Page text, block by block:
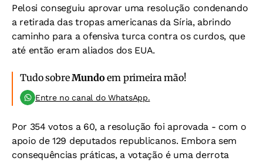
Pelosi conseguiu aprovar uma resolução condenando
a retirada das tropas americanas da Síria, abrindo
caminho para a ofensiva turca contra os curdos, que
até então eram aliados dos EUA.
Tudo sobreMundo em primeira mão!
Entre no canal do WhatsApp.
Por 354 votos a 60, a resolução foi aprovada - com o
apoio de 129 deputados republicanos. Embora sem
consequências práticas, a votação é uma derrota